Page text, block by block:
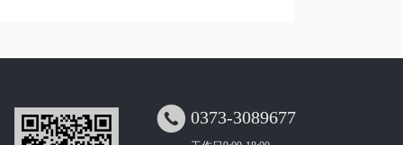
 0373-3089677